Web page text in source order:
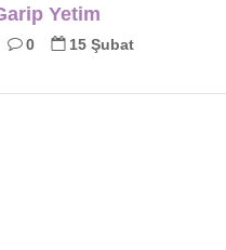
Yetim
0
15 Şubat